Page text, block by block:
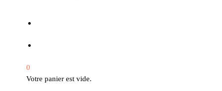
0
Votre panier est vide.